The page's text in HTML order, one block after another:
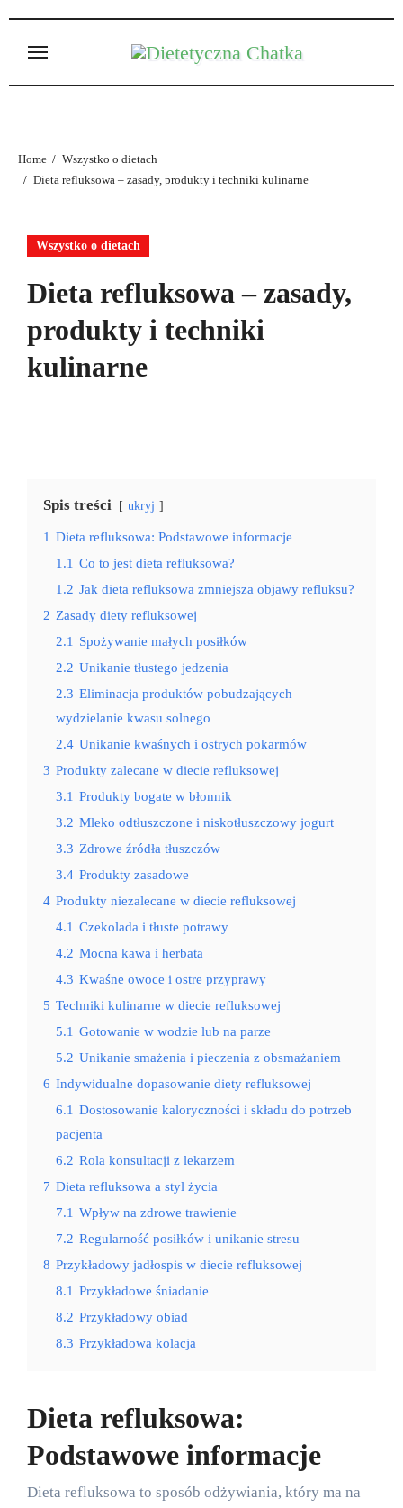
content
Home
Wszystko o dietach
Dieta refluksowa – zasady, produkty i techniki kulinarne
Wszystko o dietach
Dieta refluksowa – zasady,
produkty i techniki
kulinarne
Spis treści ukryj
1 Dieta refluksowa: Podstawowe informacje
1.1 Co to jest dieta refluksowa?
1.2 Jak dieta refluksowa zmniejsza objawy refluksu?
2 Zasady diety refluksowej
2.1 Spożywanie małych posiłków
2.2 Unikanie tłustego jedzenia
2.3 Eliminacja produktów pobudzających
wydzielanie kwasu solnego
2.4 Unikanie kwaśnych i ostrych pokarmów
3 Produkty zalecane w diecie refluksowej
3.1 Produkty bogate w błonnik
3.2 Mleko odtłuszczone i niskotłuszczowy jogurt
3.3 Zdrowe źródła tłuszczów
3.4 Produkty zasadowe
4 Produkty niezalecane w diecie refluksowej
4.1 Czekolada i tłuste potrawy
4.2 Mocna kawa i herbata
4.3 Kwaśne owoce i ostre przyprawy
5 Techniki kulinarne w diecie refluksowej
5.1 Gotowanie w wodzie lub na parze
5.2 Unikanie smażenia i pieczenia z obsmażaniem
6 Indywidualne dopasowanie diety refluksowej
6.1 Dostosowanie kaloryczności i składu do potrzeb
pacjenta
6.2 Rola konsultacji z lekarzem
7 Dieta refluksowa a styl życia
7.1 Wpływ na zdrowe trawienie
7.2 Regularność posiłków i unikanie stresu
8 Przykładowy jadłospis w diecie refluksowej
8.1 Przykładowe śniadanie
8.2 Przykładowy obiad
8.3 Przykładowa kolacja
Dieta refluksowa:
Podstawowe informacje
Dieta refluksowa to sposób odżywiania, który ma na